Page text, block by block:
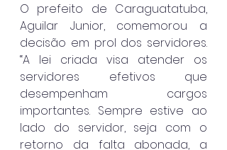
O prefeito de Caraguatatuba,
Aguilar Junior, comemorou a
decisão em prol dos servidores.
“A lei criada visa atender os
servidores efetivos que
desempenham cargos
importantes. Sempre estive ao
lado do servidor, seja com o
retorno da falta abonada, a